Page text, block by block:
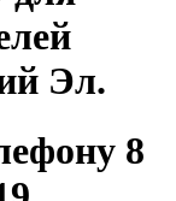
Эл.
8